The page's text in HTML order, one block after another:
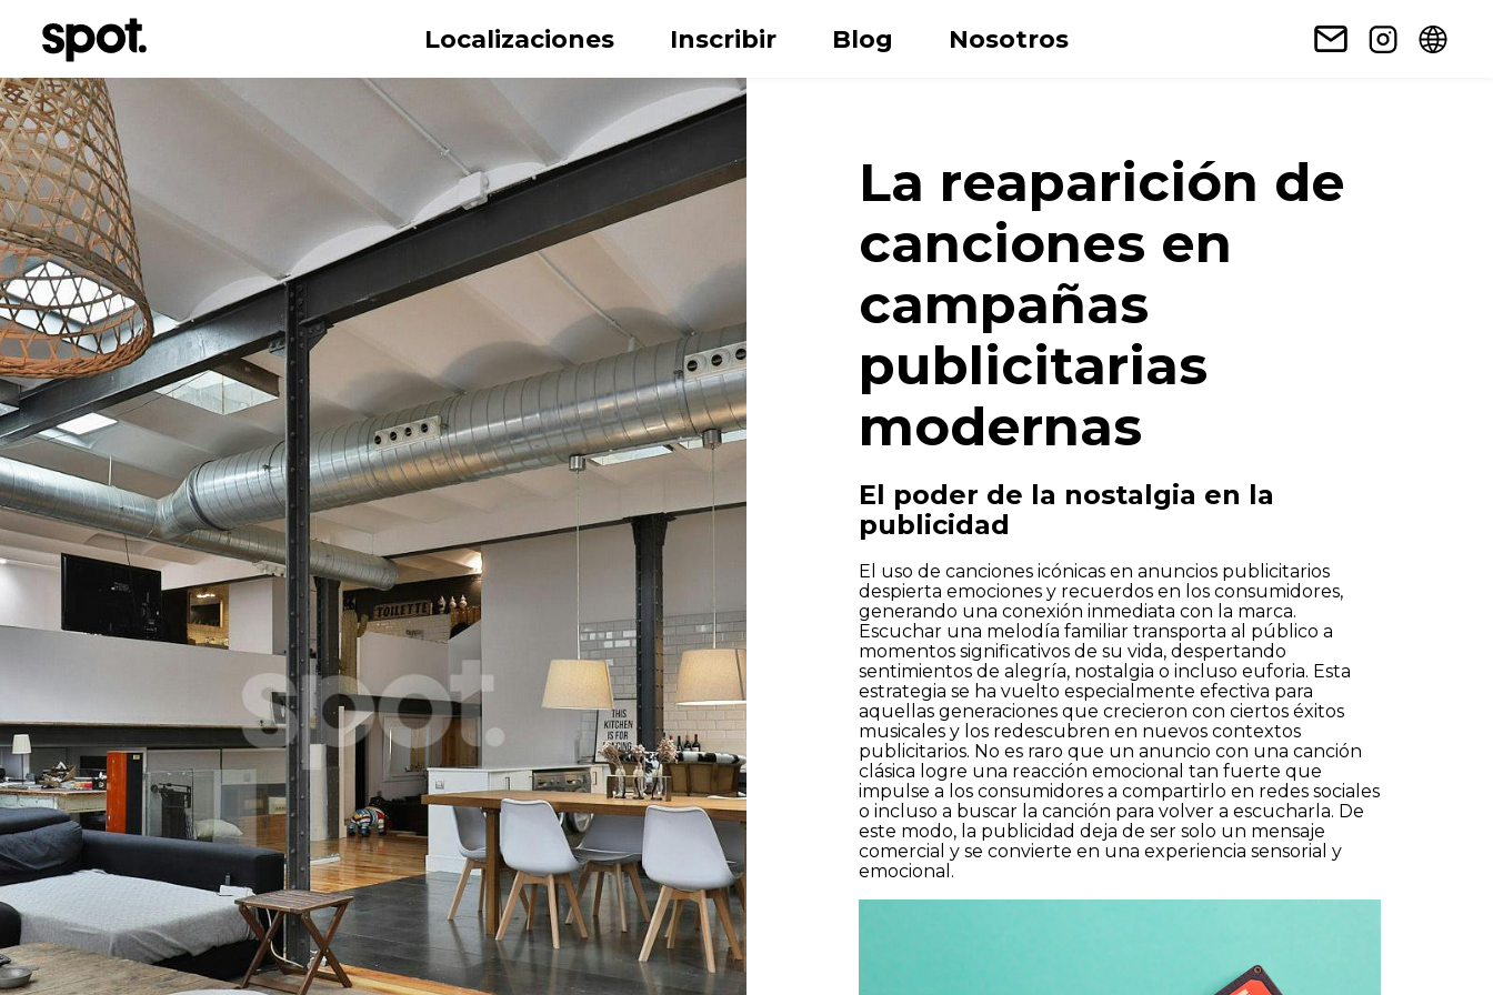
Localizaciones Inscribir Blog Nosotros
Casas
Pisos
Calles
Spots
Correo electrónico
He leído y acepto la Política de privacidad
Enviar
La reaparición de
canciones en
campañas
publicitarias
modernas
El poder de la nostalgia en la
publicidad
El uso de canciones icónicas en anuncios publicitarios
despierta emociones y recuerdos en los consumidores,
generando una conexión inmediata con la marca.
Escuchar una melodía familiar transporta al público a
momentos significativos de su vida, despertando
sentimientos de alegría, nostalgia o incluso euforia. Esta
estrategia se ha vuelto especialmente efectiva para
aquellas generaciones que crecieron con ciertos éxitos
musicales y los redescubren en nuevos contextos
publicitarios. No es raro que un anuncio con una canción
clásica logre una reacción emocional tan fuerte que
impulse a los consumidores a compartirlo en redes sociales
o incluso a buscar la canción para volver a escucharla. De
este modo, la publicidad deja de ser solo un mensaje
comercial y se convierte en una experiencia sensorial y
emocional.